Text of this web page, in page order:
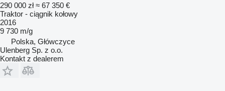
290 000 zł ≈ 67 350 €
Traktor - ciągnik kołowy
2016
9 730 m/g
Polska, Główczyce
Ulenberg Sp. z o.o.
Kontakt z dealerem